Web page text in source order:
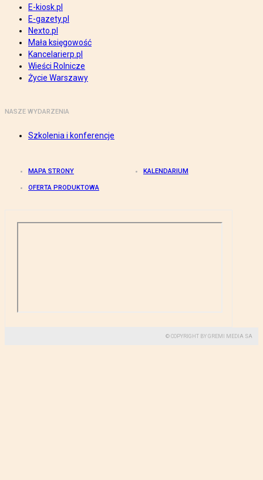
E-kiosk.pl
E-gazety.pl
Nexto.pl
Mała księgowość
Kancelarierp.pl
Wieści Rolnicze
Życie Warszawy
NASZE WYDARZENIA
Szkolenia i konferencje
MAPA STRONY KALENDARIUM
OFERTA PRODUKTOWA
© COPYRIGHT BY GREMI MEDIA SA